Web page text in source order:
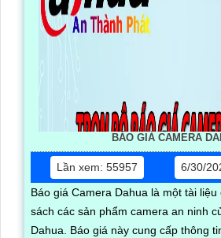
BÁO GIÁ CAMERA
Lần xem: 55957
6/30/
Báo giá Camera Dahua là một tài liệu
sách các sản phẩm camera an ninh
Dahua. Báo giá này cung cấp thông tin chi tiết về từng